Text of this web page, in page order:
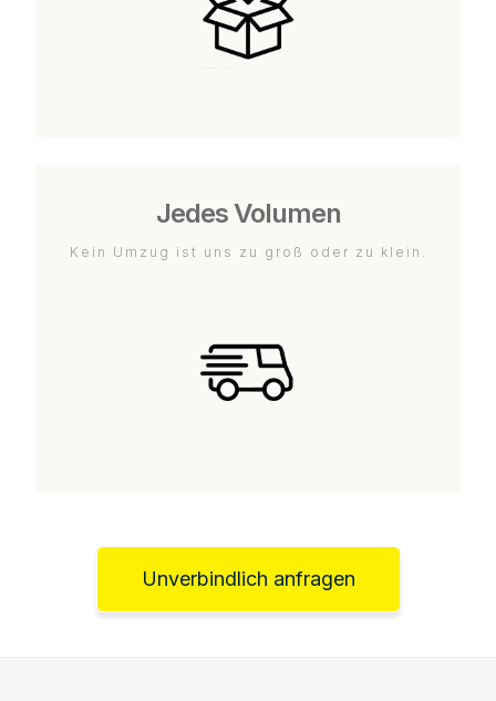
Jedes Volumen
Kein Umzug ist uns zu groß oder zu klein.
Unverbindlich anfragen